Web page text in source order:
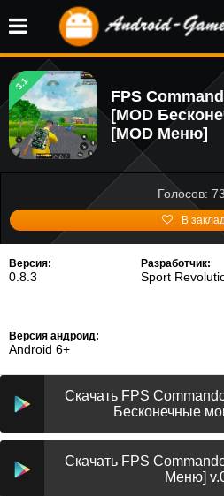
3.1
FPS
[MOD
[MOD Меню]
Голосов:
В
Версия:
0.8.3
Разработчик:
Sport
Версия андроид:
Android 6+
Скачать FPS
Бесконечные
Скачать FPS
Меню]